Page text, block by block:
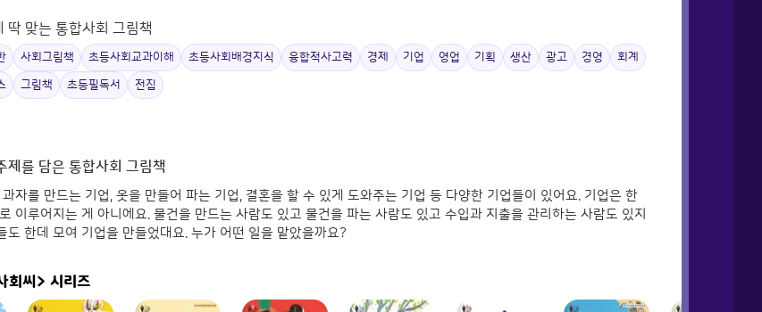
딱 맞는 통합사회 그림책
사회그림책 초등사회교과이해 초등사회배경지식 융합적사고력 경제 기업 영업 기획 생산 광고 경영 회계
그림책 초등필독서 전집
제를 담은 통합사회 그림책
자를 만드는 기업, 옷을 만들어 파는 기업, 결혼을 할 수 있게 도와주는 기업 등 다양한 기업들이 있어요. 기업은 한
이루어지는 게 아니에요. 물건을 만드는 사람도 있고 물건을 파는 사람도 있고 수입과 지출을 관리하는 사람도 있지
도 한데 모여 기업을 만들었대요. 누가 어떤 일을 맡았을까요?
회씨> 시리즈